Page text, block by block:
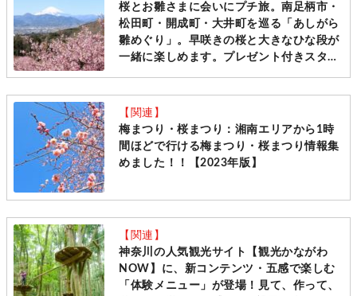
桜とお雛さまに会いにプチ旅。南足柄市・
松田町・開成町・大井町を巡る「あしがら
雛めぐり」。早咲きの桜と大きなひな段が
一緒に楽しめます。プレゼント付きスタン
【関連】
梅まつり・桜まつり：湘南エリアから1時
間ほどで行ける梅まつり・桜まつり情報集
めました！！【2023年版】
【関連】
神奈川の人気観光サイト【観光かながわ
NOW】に、新コンテンツ・五感で楽しむ
「体験メニュー」が登場！見て、作って、